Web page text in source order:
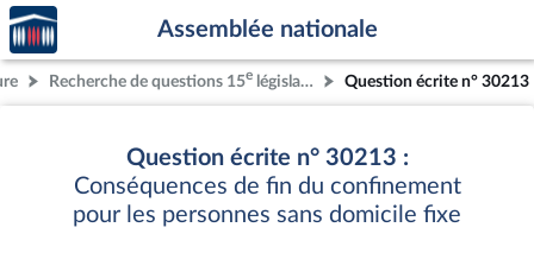
Aller au contenu
Aller en bas de la page
Accèder
à la
page
d'accueil
Assemblée nationale
Recherche de questions 15e législature Question écrite n° 30213
Question écrite n° 30213 :
Conséquences de fin du confinement
pour les personnes sans domicile fixe